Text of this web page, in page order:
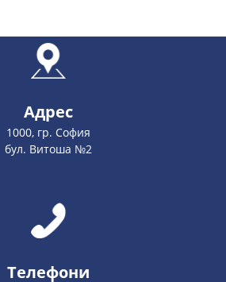
Адрес
1000, гр. София
бул. Витоша №2
Телефони